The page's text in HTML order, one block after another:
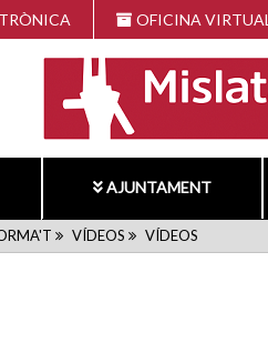
OFICINA
AJUNTAMENT
VÍDEOS VÍDEOS